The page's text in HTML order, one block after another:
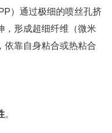
）通过极细的喷丝孔挤
，形成超细纤维（微米
依靠自身粘合或热粘合
。